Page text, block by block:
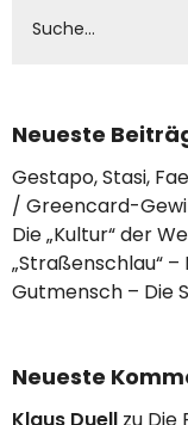
Neueste
Gestapo, Stasi,
Greencard-
Die „Kultur“ der
„Straßenschlau“
Gutmensch – Die
Neueste